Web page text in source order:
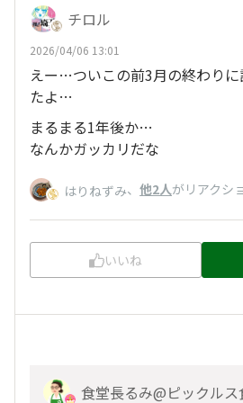
チロル
2026/04/06 13:01
えー…ついこの前3月の終わり
たよ…
まるまる1年後か…
なんかガッカリだな
はりねずみ、 他2人がリアクシ
いいね
食堂長るみ@ピックル